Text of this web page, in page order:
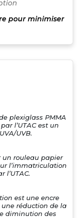
pour minimiser
plexiglass PMMA
l’UTAC est un
UVB.
un rouleau papier
l’immatriculation
l’UTAC.
est une encre
réduction de la
diminution des